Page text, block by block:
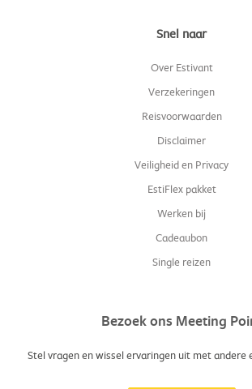
Snel naar
Over Estivant
Verzekeringen
Reisvoorwaarden
Disclaimer
Veiligheid en Privacy
EstiFlex pakket
Werken bij
Cadeaubon
Single reizen
Bezoek ons Meeting
Stel vragen en wissel ervaringen uit met andere